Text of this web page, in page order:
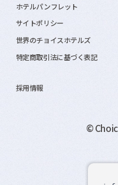
ホテルパンフレット
サイトポリシー
世界のチョイスホテルズ
特定商取引法に基づく表記
採用情報
©